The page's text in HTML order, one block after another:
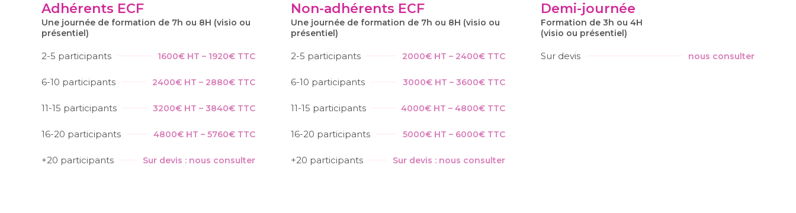
Adhérents ECF
Une journée de formation de 7h ou 8H (visio ou
présentiel)
2-5 participants 1600€ HT – 1920€ TTC
6-10 participants 2400€ HT – 2880€ TTC
11-15 participants 3200€ HT – 3840€ TTC
16-20 participants 4800€ HT – 5760€ TTC
+20 participants Sur devis : nous consulter
Non-adhérents ECF
Une journée de formation de 7h ou 8H (visio ou
présentiel)
2-5 participants 2000€ HT – 2400€ TTC
6-10 participants 3000€ HT – 3600€ TTC
11-15 participants 4000€ HT – 4800€ TTC
16-20 participants 5000€ HT – 6000€ TTC
+20 participants Sur devis : nous consulter
Demi-journée
Formation de 3h ou 4H
(visio ou présentiel)
Sur devis nous consulter